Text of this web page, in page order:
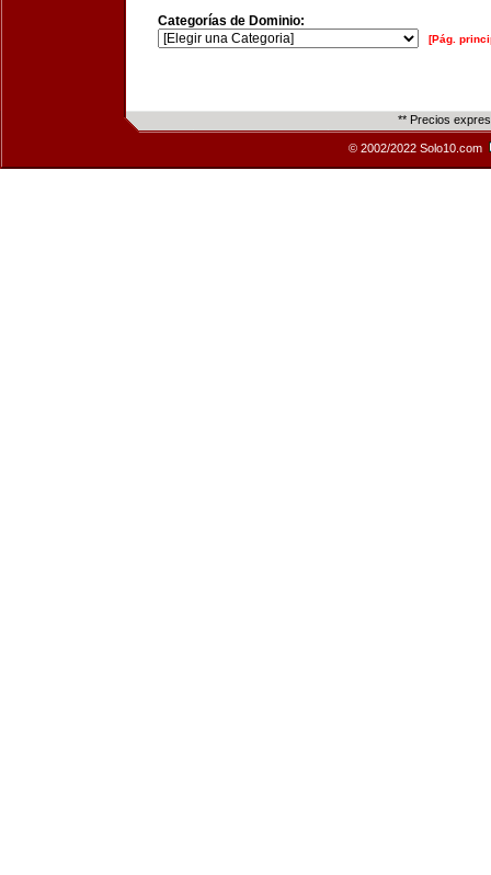
Categorías de Dominio:
[Pág.
** Precios
© 2002/2022 Solo10.com